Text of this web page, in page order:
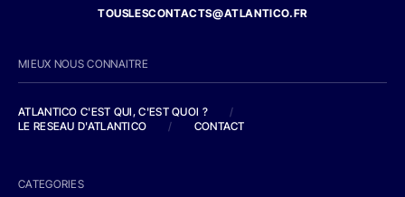
TOUSLESCONTACTS@ATLANTICO.FR
MIEUX NOUS CONNAITRE
ATLANTICO C'EST QUI, C'EST QUOI ?
/
LE RESEAU D'ATLANTICO
/ CONTACT
CATEGORIES